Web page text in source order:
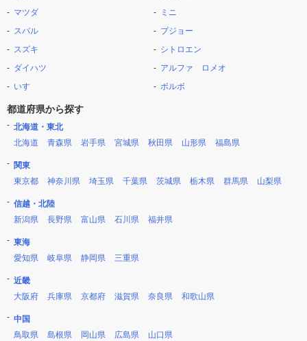
マツダ
スバル
スズキ
ダイハツ
いすゞ
ミニ
プジョー
シトロエン
アルファ ロメオ
ボルボ
都道府県から探す
北海道・東北
北海道
青森県 岩手県 宮城県 秋田県 山形県 福島県
関東
東京都
神奈川県 埼玉県 千葉県 茨城県 栃木県 群馬県 山梨県
信越・北陸
新潟県
長野県 富山県 石川県 福井県
東海
愛知県
岐阜県 静岡県 三重県
近畿
大阪府
兵庫県 京都府 滋賀県 奈良県 和歌山県
中国
鳥取県
島根県 岡山県 広島県 山口県